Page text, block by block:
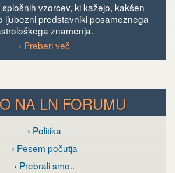
vzorcev, ki kažejo, kakšen
ljubezni predstavniki posameznega
znamenja.
› Preberi več
NA LN FORUMU
› Politika
› Pesem počutja
› Prebrali smo..